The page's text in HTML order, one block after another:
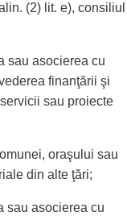
(2) lit. e), consiliul
sau asocierea cu
finanţării şi
sau proiecte
oraşului sau
din alte ţări;
sau asocierea cu